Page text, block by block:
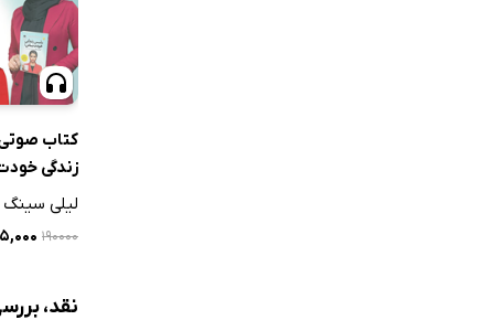
کتاب
زندگی
لیلی سینگ
۱۹۰۰۰۰
نقد،